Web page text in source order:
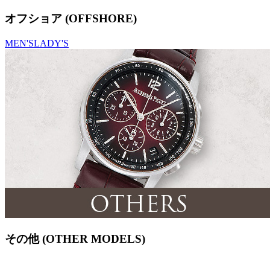
オフショア (OFFSHORE)
MEN'SLADY'S
その他 (OTHER MODELS)